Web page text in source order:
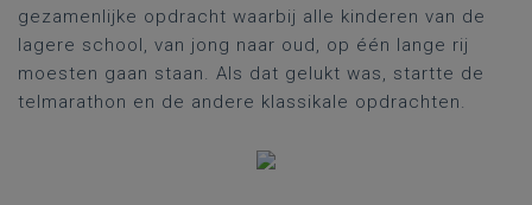
gezamenlijke opdracht waarbij alle kinderen van de
lagere school, van jong naar oud, op één lange rij
moesten gaan staan. Als dat gelukt was, startte de
telmarathon en de andere klassikale opdrachten.